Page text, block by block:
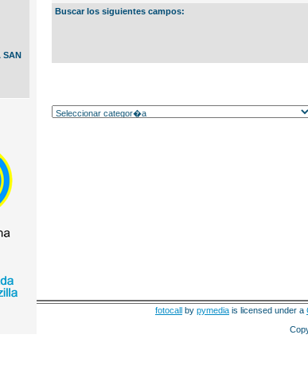
SAN
Buscar los siguientes campos:
fotocall by pymedia is licensed under a